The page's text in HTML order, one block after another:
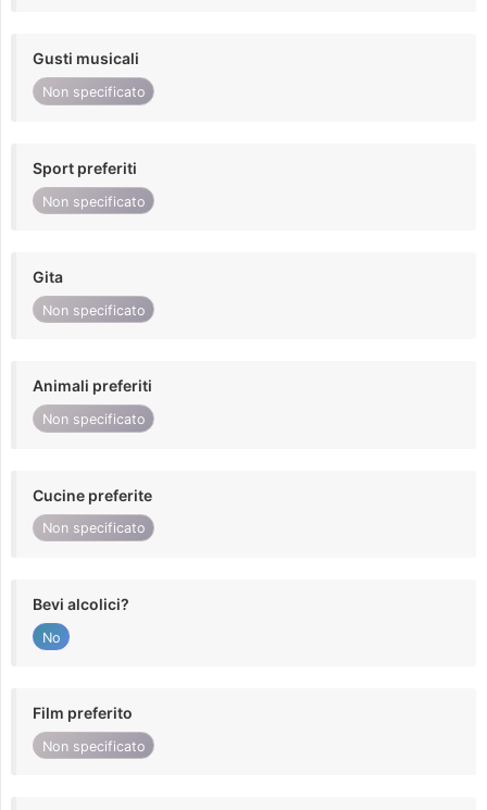
Gusti musicali
Non specificato
Sport preferiti
Non specificato
Gita
Non specificato
Animali preferiti
Non specificato
Cucine preferite
Non specificato
Bevi alcolici?
No
Film preferito
Non specificato